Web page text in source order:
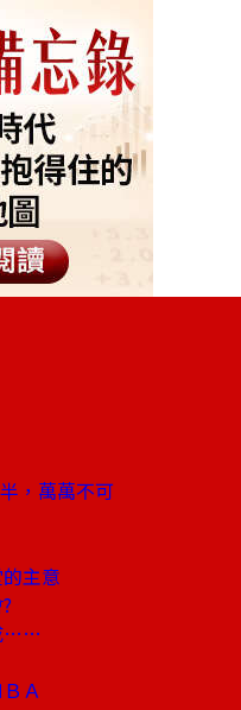
，萬萬不可
主意
……
Ａ